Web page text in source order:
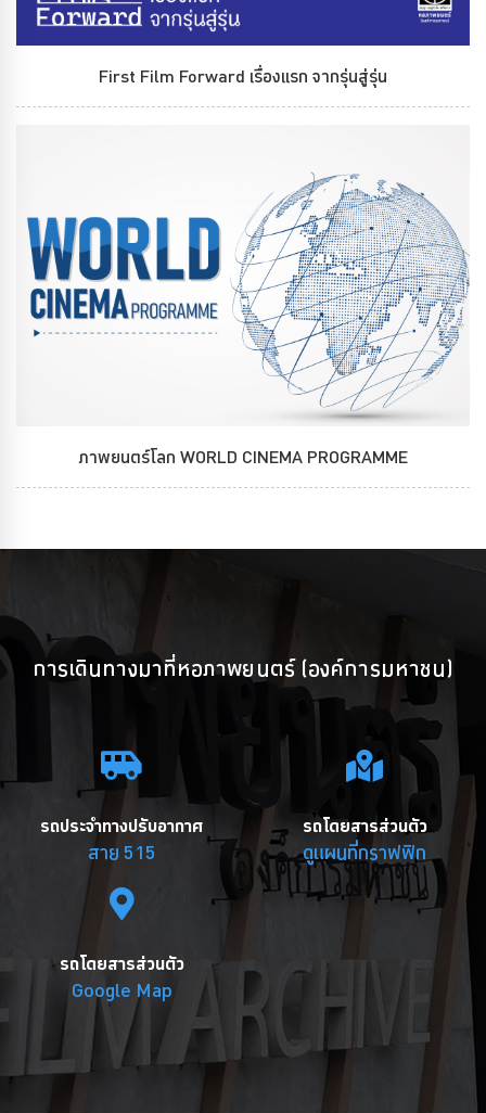
First Film Forward เรื่องแรก จากรุ่นสู่รุ่น
ภาพยนตร์โลก WORLD CINEMA PROGRAMME
การเดินทางมาที่หอภาพยนตร์ (องค์การมหาชน)
รถประจำทางปรับอากาศ
สาย 515
รถโดยสารส่วนตัว
ดูแผนที่กราฟฟิก
รถโดยสารส่วนตัว
Google Map